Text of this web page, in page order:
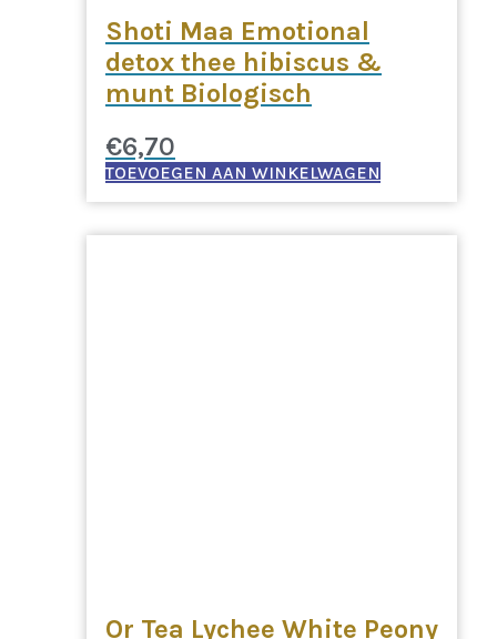
Shoti Maa Emotional
detox thee hibiscus &
munt Biologisch
€6,70
TOEVOEGEN AAN WINKELWAGEN
Or Tea Lychee White Peony